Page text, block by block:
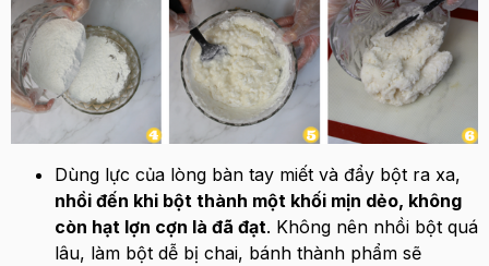
Dùng lực của lòng bàn tay miết và đẩy bột ra xa,
nhồi đến khi bột thành một khối mịn dẻo, không
còn hạt lợn cợn là đã đạt. Không nên nhồi bột quá
lâu, làm bột dễ bị chai, bánh thành phẩm sẽ